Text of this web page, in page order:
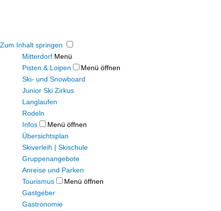
Zum Inhalt springen
Mitterdorf Menü
Pisten & Loipen
Menü öffnen
Ski- und Snowboard
Junior Ski Zirkus
Langlaufen
Rodeln
Infos
Menü öffnen
Übersichtsplan
Skiverleih | Skischule
Gruppenangebote
Anreise und Parken
Tourismus
Menü öffnen
Gastgeber
Gastronomie